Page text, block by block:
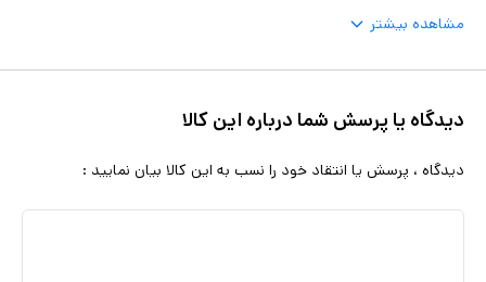
مشاهده بیشتر
دیدگاه یا پرسش شما درباره این کالا
دیدگاه ، پرسش یا انتقاد خود را نسب به این کالا بیان نمایید :